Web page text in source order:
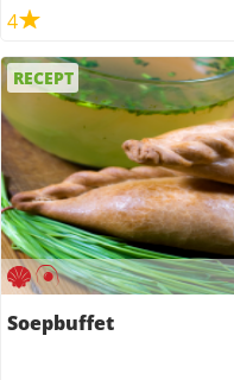
4
RECEPT
Soepbuffet